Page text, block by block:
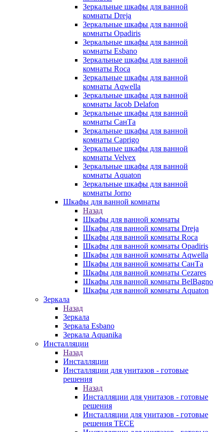
Зеркальные шкафы для ванной
комнаты Dreja
Зеркальные шкафы для ванной
комнаты Opadiris
Зеркальные шкафы для ванной
комнаты Esbano
Зеркальные шкафы для ванной
комнаты Roca
Зеркальные шкафы для ванной
комнаты Aqwella
Зеркальные шкафы для ванной
комнаты Jacob Delafon
Зеркальные шкафы для ванной
комнаты СанТа
Зеркальные шкафы для ванной
комнаты Caprigo
Зеркальные шкафы для ванной
комнаты Velvex
Зеркальные шкафы для ванной
комнаты Aquaton
Зеркальные шкафы для ванной
комнаты Jorno
Шкафы для ванной комнаты
Назад
Шкафы для ванной комнаты
Шкафы для ванной комнаты Dreja
Шкафы для ванной комнаты Roca
Шкафы для ванной комнаты Opadiris
Шкафы для ванной комнаты Aqwella
Шкафы для ванной комнаты СанТа
Шкафы для ванной комнаты Cezares
Шкафы для ванной комнаты BelBagno
Шкафы для ванной комнаты Aquaton
Зеркала
Назад
Зеркала
Зеркала Esbano
Зеркала Aquanika
Инсталляции
Назад
Инсталляции
Инсталляции для унитазов - готовые
решения
Назад
Инсталляции для унитазов - готовые
решения
Инсталляции для унитазов - готовые
решения TECE